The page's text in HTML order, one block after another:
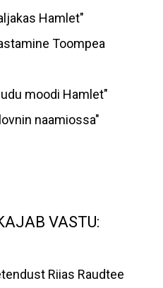
Hamlet"
Toompea
moodi Hamlet"
naamiossa"
VASTU:
Riias Raudtee